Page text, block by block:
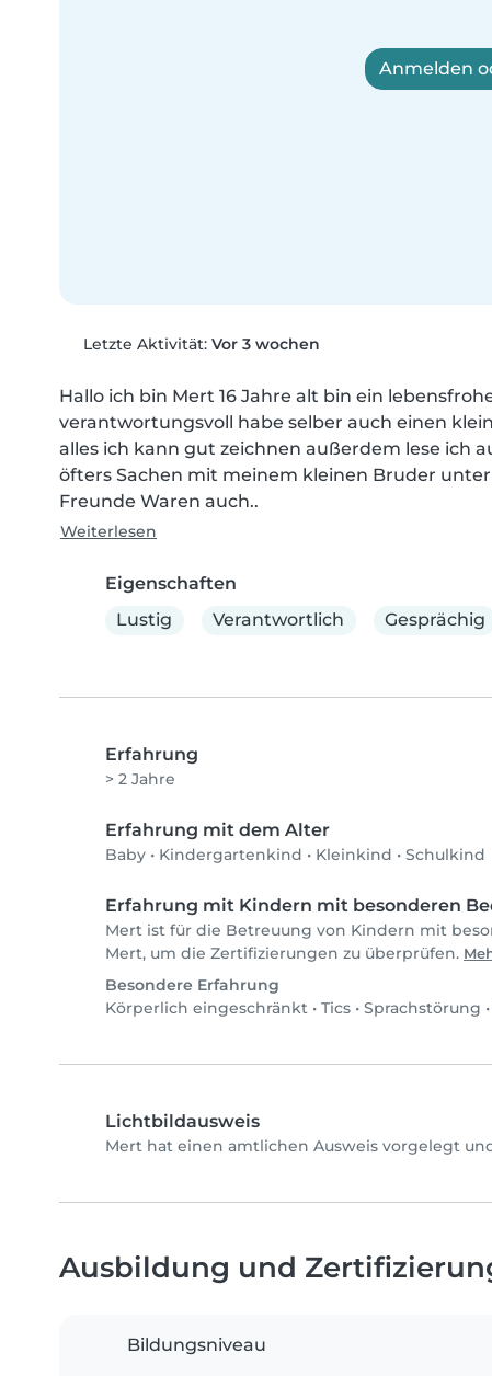
Anmelden
Letzte Aktivität: Vor 3 wochen
Hallo ich bin Mert 16 Jahre alt bin ein
verantwortungsvoll habe selber auch einen
alles ich kann gut zeichnen außerdem lese ich
öfters Sachen mit meinem kleinen Bruder
Freunde Waren auch..
Weiterlesen
Eigenschaften
Lustig
Verantwortlich Gesprächig
Erfahrung
> 2 Jahre
Erfahrung mit dem Alter
Baby • Kindergartenkind • Kleinkind • Schulkind
Erfahrung mit Kindern mit besonderen
Mert ist für die Betreuung von Kindern mit
Mert, um die Zertifizierungen zu überprüfen.
Besondere Erfahrung
Körperlich eingeschränkt • Tics • Sprachstörung •
Lichtbildausweis
Mert hat einen amtlichen Ausweis vorgelegt
Ausbildung und
Bildungsniveau